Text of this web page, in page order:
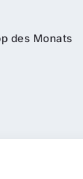
des Monats